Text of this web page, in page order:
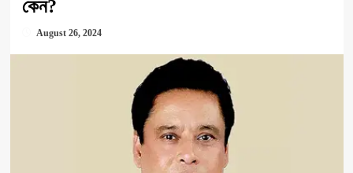
কেন?
August 26, 2024